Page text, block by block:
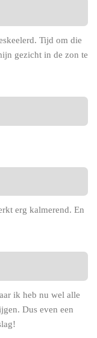
Tijd om die
gezicht in de zon te
erg kalmerend. En
ik heb nu wel alle
Dus even een